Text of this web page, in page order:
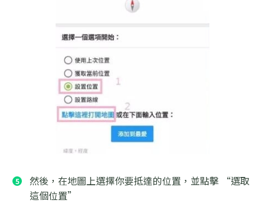
然後，在地圖上選擇你要抵達的位置，並點擊 “選取
這個位置”